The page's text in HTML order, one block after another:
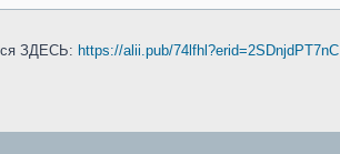
ЗДЕСЬ: https://alii.pub/74lfhl?erid=2SDnjdPT7nC